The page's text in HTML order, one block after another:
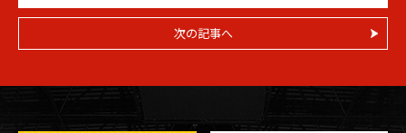
次の記事へ